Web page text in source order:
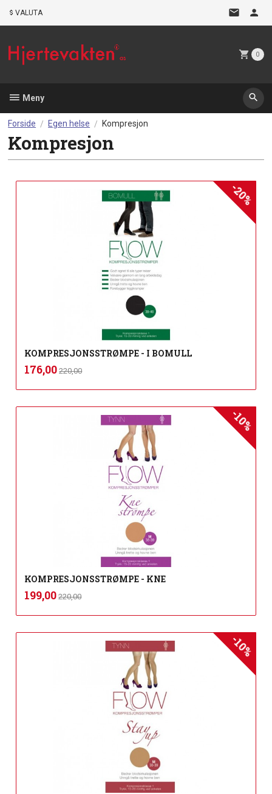
VALUTA
0
Meny
Forside Egen helse Kompresjon
Kompresjon
KOMPRESJONSSTRØMPE - I BOMULL
Tilbud
176,00 220,00
-20%
mva.
KOMPRESJONSSTRØMPE - KNE
Tilbud
199,00 220,00
-10%
mva.
-10%